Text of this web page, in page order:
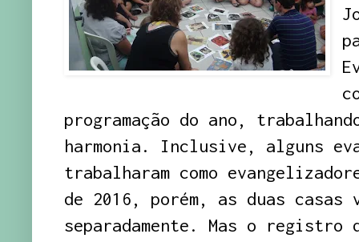
programação do ano,
harmonia. Inclusive, alguns
trabalharam como
de 2016, porém, as duas
separadamente. Mas o